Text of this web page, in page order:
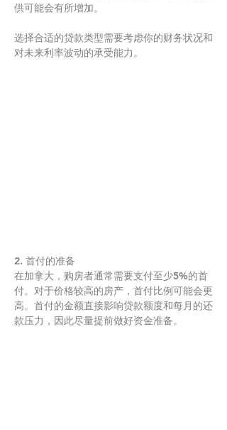
供可能会有所增加。
选择合适的贷款类型需要考虑你的财务状况和
对未来利率波动的承受能力。
2. 首付的准备
在加拿大，购房者通常需要支付至少5%的首
付。对于价格较高的房产，首付比例可能会更
高。首付的金额直接影响贷款额度和每月的还
款压力，因此尽量提前做好资金准备。